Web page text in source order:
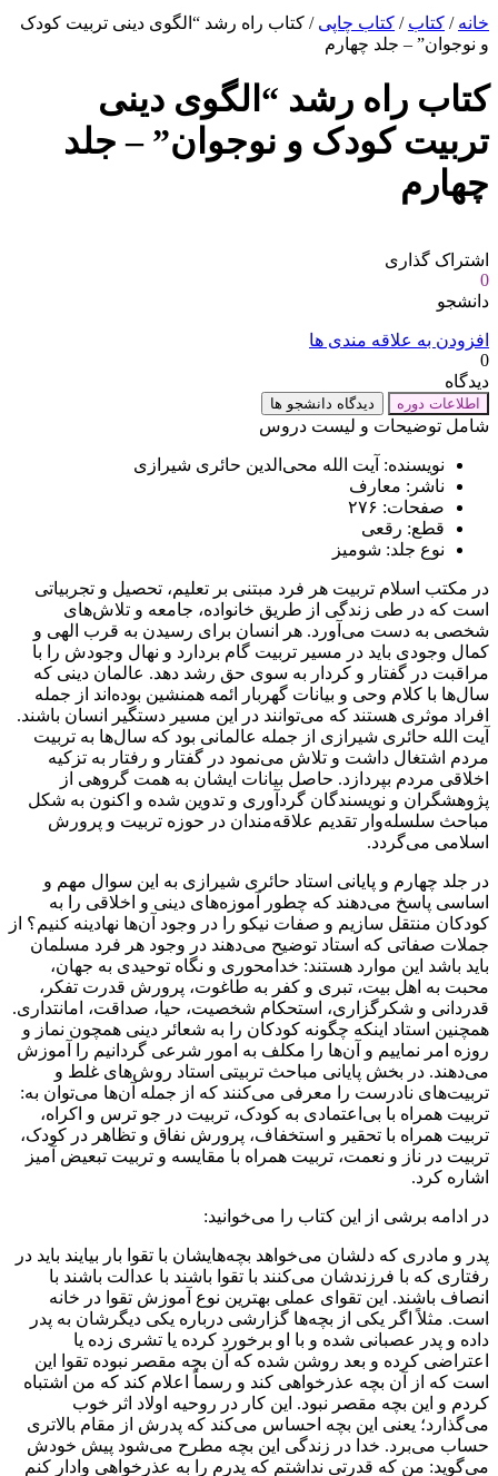
خانه / کتاب / کتاب چاپی / کتاب راه رشد “الگوی دینی تربیت کودک
و نوجوان” – جلد چهارم
کتاب راه رشد “الگوی دینی
تربیت کودک و نوجوان” – جلد
چهارم
اشتراک گذاری
0
دانشجو
افزودن به علاقه مندی ها
0
دیدگاه
اطلاعات دوره دیدگاه دانشجو ها
شامل توضیحات و لیست دروس
نویسنده: آیت الله محی‌الدین حائری شیرازی
ناشر: معارف
صفحات: ۲۷۶
قطع: رقعی
نوع جلد: شومیز
در مکتب اسلام تربیت هر فرد مبتنی بر تعلیم، تحصیل و تجربیاتی
است که در طی زندگی از طریق خانواده، جامعه و تلاش‌های
شخصی به دست می‌آورد. هر انسان برای رسیدن به قرب الهی و
کمال وجودی باید در مسیر تربیت گام بردارد و نهال وجودش را با
مراقبت در گفتار و کردار به سوی حق رشد دهد. عالمان دینی که
سال‌ها با کلام وحی و بیانات گهربار ائمه همنشین بوده‌اند از جمله
افراد موثری هستند که می‌توانند در این مسیر دستگیر انسان باشند.
آیت الله حائری شیرازی از جمله عالمانی بود که سال‌ها به تربیت
مردم اشتغال داشت و تلاش می‌نمود در گفتار و رفتار به تزکیه
اخلاقی مردم بپردازد. حاصل بیانات ایشان به همت گروهی از
پژوهشگران و نویسندگان گردآوری و تدوین شده و اکنون به شکل
مباحث سلسله‌وار تقدیم علاقه‌مندان در حوزه تربیت و پرورش
اسلامی می‌گردد.
در جلد چهارم و پایانی استاد حائری شیرازی به این سوال مهم و
اساسی پاسخ می‌دهند که چطور آموزه‌های دینی و اخلاقی را به
کودکان منتقل سازیم و صفات نیکو را در وجود آن‌ها نهادینه کنیم؟ از
جملات صفاتی که استاد توضیح می‌دهند در وجود هر فرد مسلمان
باید باشد این موارد هستند: خدامحوری و نگاه توحیدی به جهان،
محبت به اهل بیت، تبری و کفر به طاغوت، پرورش قدرت تفکر،
قدردانی و شکرگزاری، استحکام شخصیت، حیا، صداقت، امانتداری.
همچنین استاد اینکه چگونه کودکان را به شعائر دینی همچون نماز و
روزه امر نماییم و آن‌ها را مکلف به امور شرعی گردانیم را آموزش
می‌دهند. در بخش پایانی مباحث تربیتی استاد روش‌های غلط و
تربیت‌های نادرست را معرفی می‌کنند که از جمله آن‌ها می‌توان به:
تربیت همراه با بی‌اعتمادی به کودک، تربیت در جو ترس و اکراه،
تربیت همراه با تحقیر و استخفاف، پرورش نفاق و تظاهر در کودک،
تربیت در ناز و نعمت، تربیت همراه با مقایسه و تربیت تبعیض آمیز
اشاره کرد.
در ادامه برشی از این کتاب را می‌خوانید:
پدر و مادری که دلشان می‌خواهد بچه‌هایشان با تقوا بار بیایند باید در
رفتاری که با فرزندشان می‌کنند با تقوا باشند با عدالت باشند با
انصاف باشند. این تقوای عملی بهترین نوع آموزش تقوا در خانه
است. مثلاً اگر یکی از بچه‌ها گزارشی درباره یکی دیگرشان به پدر
داده و پدر عصبانی شده و با او برخورد کرده یا تشری زده یا
اعتراضی کرده و بعد روشن شده که آن بچه مقصر نبوده تقوا این
است که از آن بچه عذرخواهی کند و رسماً اعلام کند که من اشتباه
کردم و این بچه مقصر نبود. این کار در روحیه اولاد اثر خوب
می‌گذارد؛ یعنی این بچه احساس می‌کند که پدرش از مقام بالاتری
حساب می‌برد. خدا در زندگی این بچه مطرح می‌شود پیش خودش
می‌گوید: من که قدرتی نداشتم که پدرم را به عذرخواهی وادار کنم